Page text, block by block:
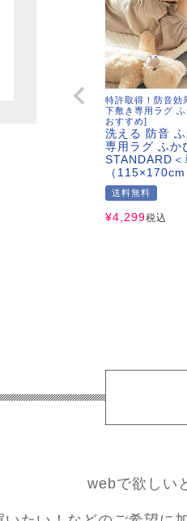
特許取得！防音効
下敷き専用ラグ
おすすめ]
洗える 防音
専用ラグ ふか
STANDARD＜
（115×170cm
送料無料
¥4,299税込
webで欲しい